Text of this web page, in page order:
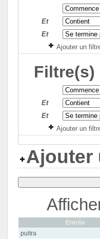
Et
Et
Ajouter un
Filtre(s)
Et
Et
Ajouter un
Ajouter
Entrée
puitra